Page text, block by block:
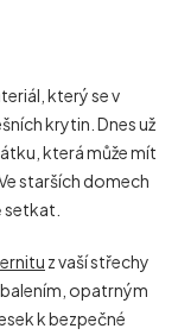
který se v
krytin. Dnes už
která může mít
starších domech
setkat.
z vaší střechy
opatrným
k bezpečné